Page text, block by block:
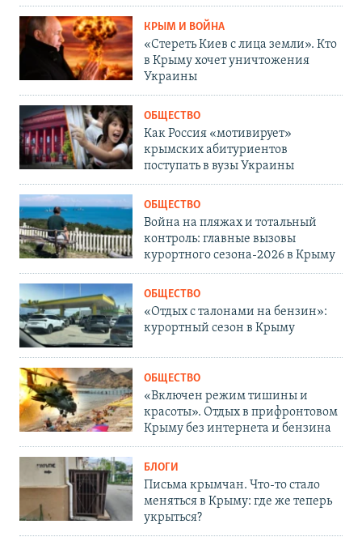
КРЫМ И ВОЙНА
«Стереть Киев с лица земли». Кто
в Крыму хочет уничтожения
Украины
ОБЩЕСТВО
Как Россия «мотивирует»
крымских абитуриентов
поступать в вузы Украины
ОБЩЕСТВО
Война на пляжах и тотальный
контроль: главные вызовы
курортного сезона-2026 в Крыму
ОБЩЕСТВО
«Отдых с талонами на бензин»:
курортный сезон в Крыму
ОБЩЕСТВО
«Включен режим тишины и
красоты». Отдых в прифронтовом
Крыму без интернета и бензина
БЛОГИ
Письма крымчан. Что-то стало
меняться в Крыму: где же теперь
укрыться?